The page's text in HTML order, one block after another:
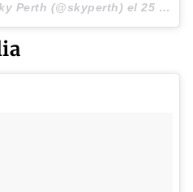
Perth (@skyperth) el 25 de Jul de 2016 a la(s) 2:53 PDT